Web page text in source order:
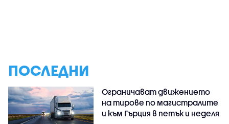
ПОСЛЕДНИ
Ограничават движението
на тирове по магистралите
и към Гърция в петък и неделя